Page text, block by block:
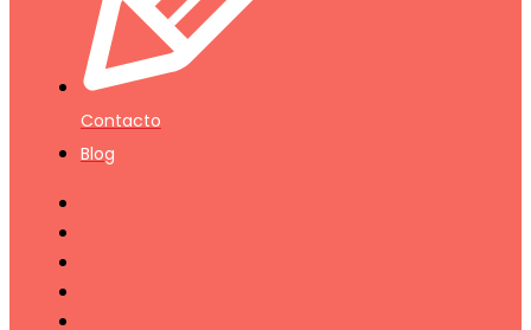
Contacto
Blog